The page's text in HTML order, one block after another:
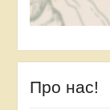
Про нас!